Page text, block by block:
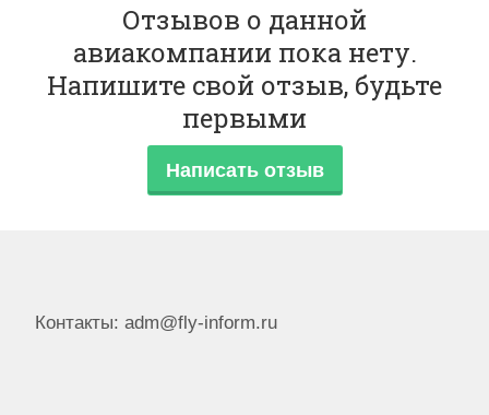
Отзывов о данной
авиакомпании пока нету.
Напишите свой отзыв, будьте
первыми
Написать отзыв
Контакты: adm@fly-inform.ru